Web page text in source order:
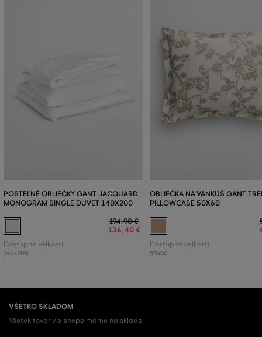
POSTEĽNÉ OBLIEČKY GANT JACQUARD
MONOGRAM SINGLE DUVET 140X200
194,90 €
136,40 €
Dostupné veľkosti:
140x200
OBLIEČKA NA VANKÚŠ GANT
PILLOWCASE 50X60
Dostupné veľkosti:
50x60
VŠETKO SKLADOM
Všetok tovar v e-shope máme na sklade.